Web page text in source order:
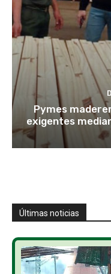
Pymes
exigentes
Últimas noticias